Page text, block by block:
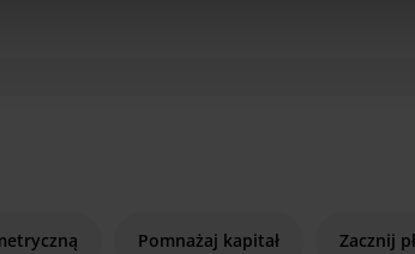
Pomnażaj kapitał Zacznij